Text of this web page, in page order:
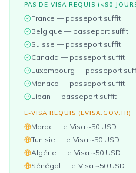
PAS DE VISA REQUIS (<90
France — passeport suffit
Belgique — passeport suffit
Suisse — passeport suffit
Canada — passeport suffit
Luxembourg — passeport
Monaco — passeport suffit
Liban — passeport suffit
E-VISA REQUIS (EVISA.GOV.TR)
Maroc — e-Visa ~50 USD
Tunisie — e-Visa ~50 USD
Algérie — e-Visa ~50 USD
Sénégal — e-Visa ~50 USD